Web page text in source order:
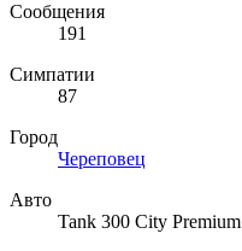
Сообщения
191
Симпатии
87
Город
Череповец
Авто
Tank 300 City Premium